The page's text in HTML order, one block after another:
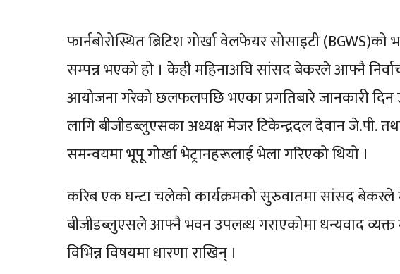
फार्नबोरोस्थित ब्रिटिश गोर्खा वेलफेयर सोसाइटी (BGWS)को
सम्पन्न भएको हो । केही महिनाअघि सांसद बेकरले आफ्नै
आयोजना गरेको छलफलपछि भएका प्रगतिबारे जानकारी
लागि बीजीडब्लुएसका अध्यक्ष मेजर टिकेन्द्रदल देवान जे.पी.
समन्वयमा भूपू गोर्खा भेट्रानहरूलाई भेला गरिएको थियो ।
करिब एक घन्टा चलेको कार्यक्रमको सुरुवातमा सांसद बेकरले
बीजीडब्लुएसले आफ्नै भवन उपलब्ध गराएकोमा धन्यवाद
विभिन्न विषयमा धारणा राखिन् ।